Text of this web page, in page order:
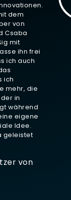
dem
von
Csaba
mit
ihn frei
ich auch
ich
mehr, die
in
während
eigene
Idee.
geleistet
von